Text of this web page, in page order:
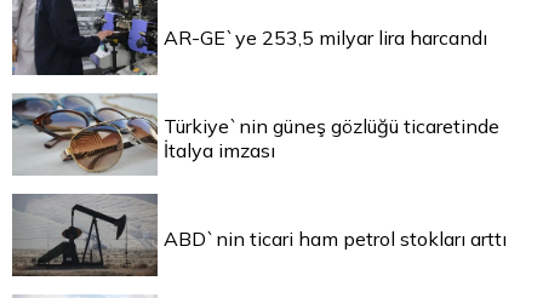
AR-GE`ye 253,5 milyar lira harcandı
Türkiye`nin güneş gözlüğü ticaretinde
İtalya imzası
ABD`nin ticari ham petrol stokları arttı